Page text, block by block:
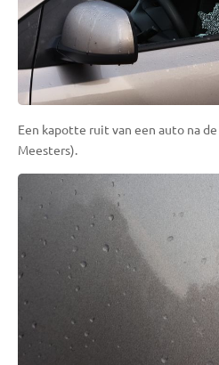
Een kapotte ruit van een auto na
Meesters).